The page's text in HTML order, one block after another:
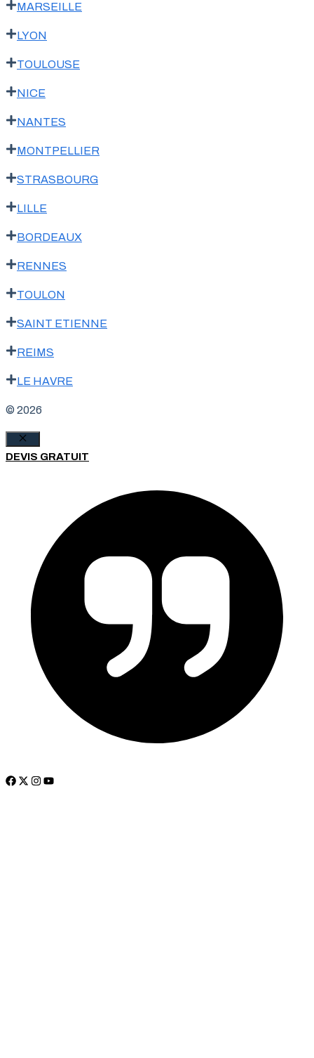
MARSEILLE
LYON
TOULOUSE
NICE
NANTES
MONTPELLIER
STRASBOURG
LILLE
BORDEAUX
RENNES
TOULON
SAINT ETIENNE
REIMS
LE HAVRE
© 2026
Fermer
DEVIS GRATUIT